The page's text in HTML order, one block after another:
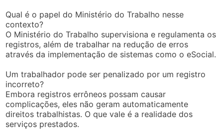
Qual é o papel do Ministério do Trabalho nesse
contexto?
O Ministério do Trabalho supervisiona e regulamenta os
registros, além de trabalhar na redução de erros
através da implementação de sistemas como o eSocial.
Um trabalhador pode ser penalizado por um registro
incorreto?
Embora registros errôneos possam causar
complicações, eles não geram automaticamente
direitos trabalhistas. O que vale é a realidade dos
serviços prestados.